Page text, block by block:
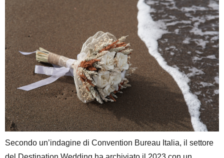
Secondo un’indagine di Convention Bureau Italia, il settore